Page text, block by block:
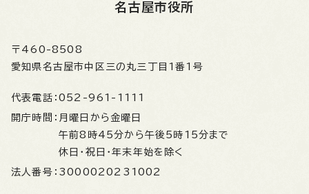
名古屋市役所
〒460-8508
愛知県名古屋市中区三の丸三丁目1番1号
代表電話： 052-961-1111
開庁時間： 月曜日から金曜日
午前8時45分から午後5時15分まで
休日・祝日・年末年始を除く
法人番号： 3000020231002